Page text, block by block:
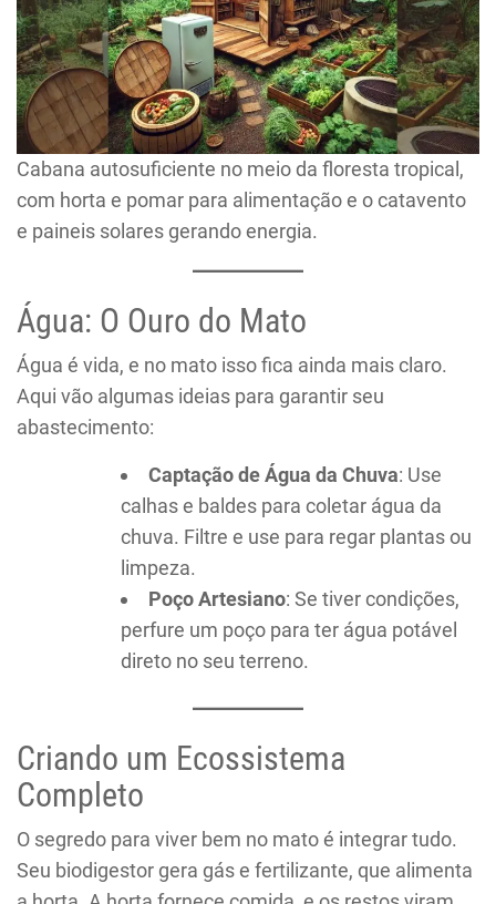
Cabana autosuficiente no meio da floresta tropical,
com horta e pomar para alimentação e o catavento
e paineis solares gerando energia.
Água: O Ouro do Mato
Água é vida, e no mato isso fica ainda mais claro.
Aqui vão algumas ideias para garantir seu
abastecimento:
Captação de Água da Chuva: Use
calhas e baldes para coletar água da
chuva. Filtre e use para regar plantas ou
limpeza.
Poço Artesiano: Se tiver condições,
perfure um poço para ter água potável
direto no seu terreno.
Criando um Ecossistema
Completo
O segredo para viver bem no mato é integrar tudo.
Seu biodigestor gera gás e fertilizante, que alimenta